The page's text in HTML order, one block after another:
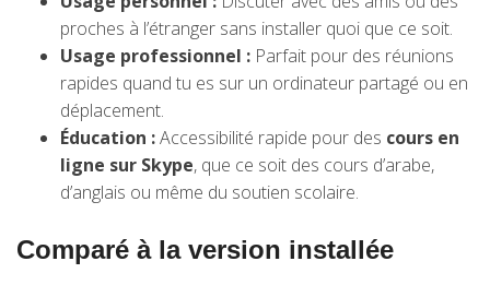
proches à l’étranger sans installer quoi que ce soit.
Usage professionnel : Parfait pour des réunions
rapides quand tu es sur un ordinateur partagé ou en
déplacement.
Éducation :Accessibilité rapide pour des cours en
ligne sur Skype, que ce soit des cours d’arabe,
d’anglais ou même du soutien scolaire.
Comparé à la version installée